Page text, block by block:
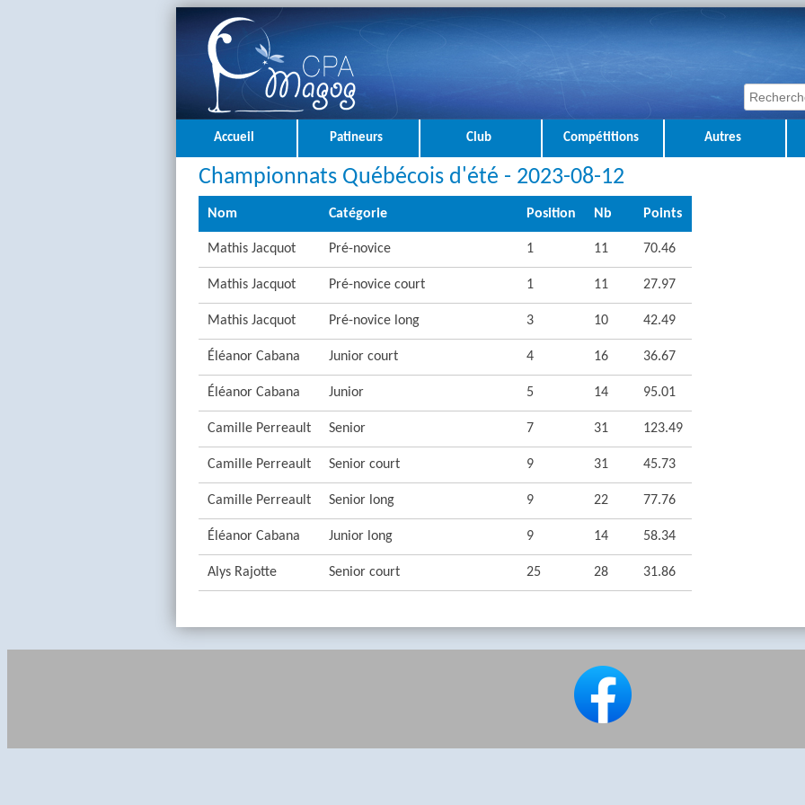
Accueil Patineurs Club Compétitions Autres
Championnats Québécois d'été - 2023-08-12
Nom Catégorie Position Nb Points
Mathis Jacquot Pré-novice 1 11 70.46
Mathis Jacquot Pré-novice court 1 11 27.97
Mathis Jacquot Pré-novice long 3 10 42.49
Éléanor Cabana Junior court 4 16 36.67
Éléanor Cabana Junior 5 14 95.01
Camille Perreault Senior 7 31 123.49
Camille Perreault Senior court 9 31 45.73
Camille Perreault Senior long 9 22 77.76
Éléanor Cabana Junior long 9 14 58.34
Alys Rajotte Senior court 25 28 31.86